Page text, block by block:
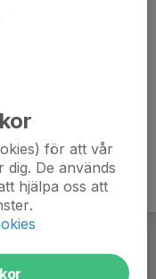
för att vår
De används
hjälpa oss att